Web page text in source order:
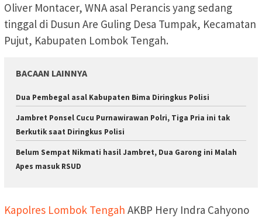
Oliver Montacer, WNA asal Perancis yang sedang
tinggal di Dusun Are Guling Desa Tumpak, Kecamatan
Pujut, Kabupaten Lombok Tengah.
BACAAN LAINNYA
Dua Pembegal asal Kabupaten Bima Diringkus Polisi
Jambret Ponsel Cucu Purnawirawan Polri, Tiga Pria ini tak
Berkutik saat Diringkus Polisi
Belum Sempat Nikmati hasil Jambret, Dua Garong ini Malah
Apes masuk RSUD
Kapolres Lombok Tengah AKBP Hery Indra Cahyono